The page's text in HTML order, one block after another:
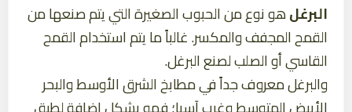
البرغلهو نوع من الحبوب الصغيرة التي يتم صنعها من
القمح المجفف والمكسر. غالباً ما يتم استخدام القمح
القاسي أو الصلب لصنع البرغل.
والبرغل معروف جداً في مطابخ الشرق الأوسط والبحر